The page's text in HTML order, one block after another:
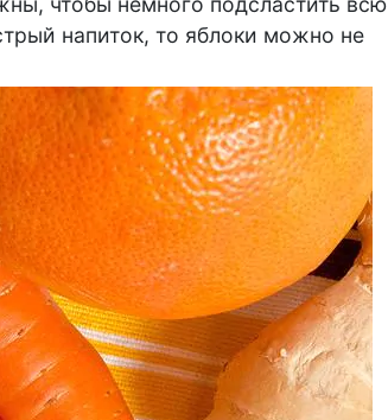
напиток, то яблоки можно не